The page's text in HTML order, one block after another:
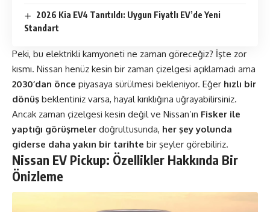
2026 Kia EV4 Tanıtıldı: Uygun Fiyatlı EV’de Yeni
Standart
Peki, bu elektrikli kamyoneti ne zaman göreceğiz? İşte zor
kısmı. Nissan henüz kesin bir zaman çizelgesi açıklamadı ama
2030’dan önce piyasaya sürülmesi bekleniyor. Eğer hızlı bir
dönüş beklentiniz varsa, hayal kırıklığına uğrayabilirsiniz.
Ancak zaman çizelgesi kesin değil ve Nissan’ın Fisker ile
yaptığı görüşmeler doğrultusunda, her şey yolunda
giderse daha yakın bir tarihte bir şeyler görebiliriz.
Nissan EV Pickup: Özellikler Hakkında Bir
Önizleme